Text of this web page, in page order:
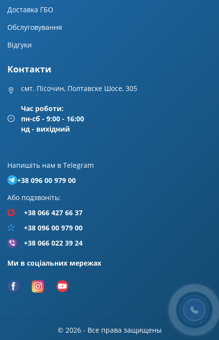
Доставка ГБО
Обслуговування
Відгуки
Контакти
смт. Пісочин, Полтавске Шосе, 305
Час роботи:
пн-сб - 9:00 - 16:00
нд - вихідний
Напишiть нам в Telegram
+38 096 00 979 00
Або подзвонiть:
+38 066 427 66 37
+38 096 00 979 00
+38 066 022 39 24
Ми в соціальних мережах
© 2026 - Все права защищены